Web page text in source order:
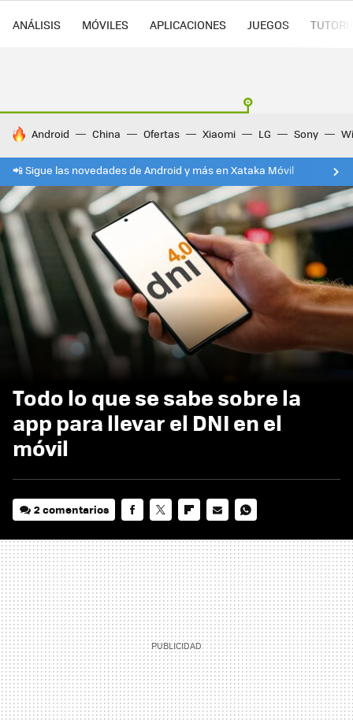
ANÁLISIS MÓVILES APLICACIONES JUEGOS
HOY SE HABLA DE
Android China Ofertas Xiaomi LG Sony
📲 Sigue las novedades de Android y más en Xataka Móvil
Todo lo que se sabe sobre la
app para llevar el DNI en el
móvil
2 comentarios
MAIL